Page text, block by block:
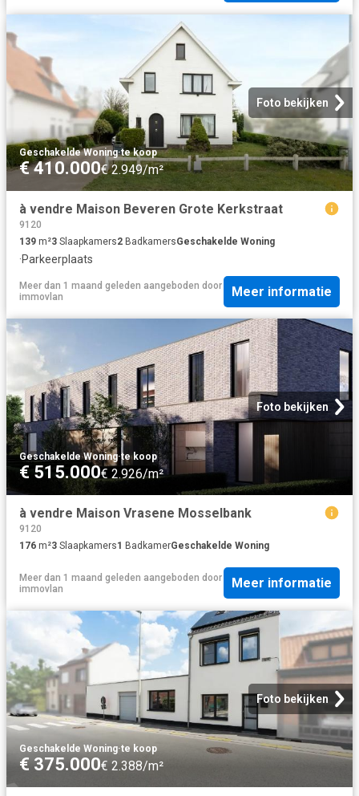
Foto bekijken
Geschakelde Woning·te koop
€ 410.000€ 2.949/m²
à vendre Maison Beveren Grote Kerkstraat
9120
139 m²3 Slaapkamers2 BadkamersGeschakelde Woning
·Parkeerplaats
Meer dan 1 maand geleden aangeboden door
immovlan
Meer informatie
Foto bekijken
Geschakelde Woning·te koop
€ 515.000€ 2.926/m²
à vendre Maison Vrasene Mosselbank
9120
176 m²3 Slaapkamers1 BadkamerGeschakelde Woning
Meer dan 1 maand geleden aangeboden door
immovlan
Meer informatie
Foto bekijken
Geschakelde Woning·te koop
€ 375.000€ 2.388/m²